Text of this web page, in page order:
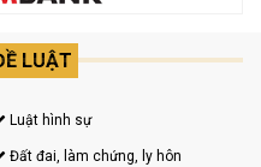
LUẬT
Luật hình sự
Đất đai, làm chứng, ly hôn